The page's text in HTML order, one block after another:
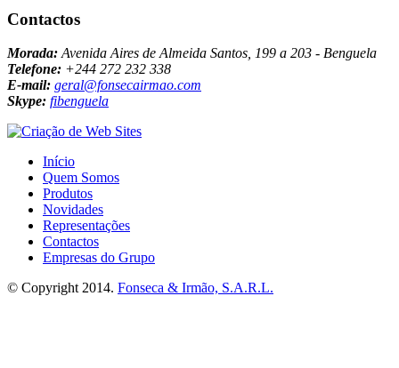
Contactos
Morada: Avenida Aires de Almeida Santos, 199 a 203 - Benguela
Telefone: +244 272 232 338
E-mail: geral@fonsecairmao.com
Skype: fibenguela
Início
Quem Somos
Produtos
Novidades
Representações
Contactos
Empresas do Grupo
© Copyright 2014. Fonseca & Irmão, S.A.R.L.